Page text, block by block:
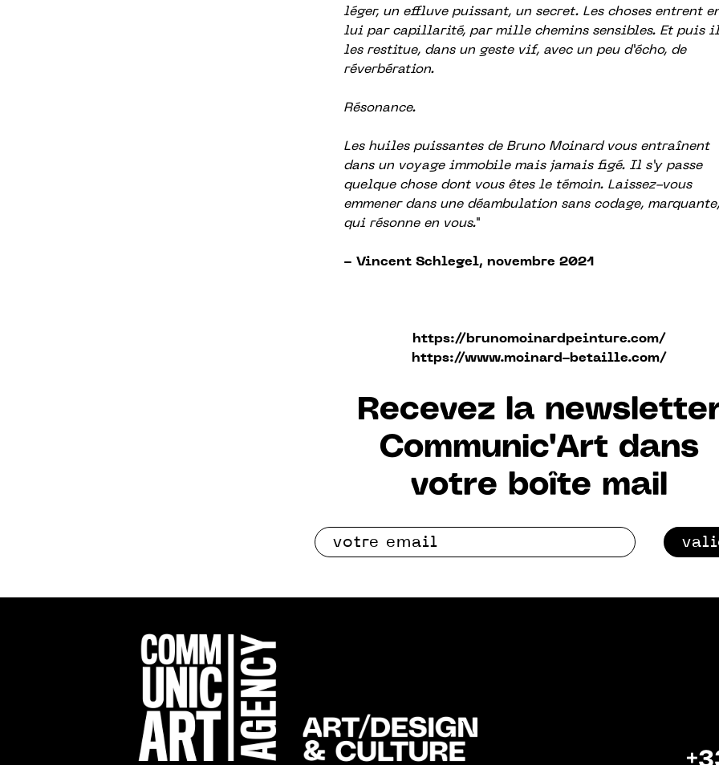
léger, un effluve puissant, un secret. Les choses entrent
lui par capillarité, par mille chemins sensibles. Et puis il
les restitue, dans un geste vif, avec un peu d’écho, de
réverbération.
Résonance.
Les huiles puissantes de Bruno Moinard vous entraînent
dans un voyage immobile mais jamais figé. Il s’y passe
quelque chose dont vous êtes le témoin. Laissez-vous
emmener dans une déambulation sans codage, marquante,
qui résonne en vous."
- Vincent Schlegel, novembre 2021
https://brunomoinardpeinture.com/
https://www.moinard-betaille.com/
Recevez la
Communic'Art dans
votre boîte mail